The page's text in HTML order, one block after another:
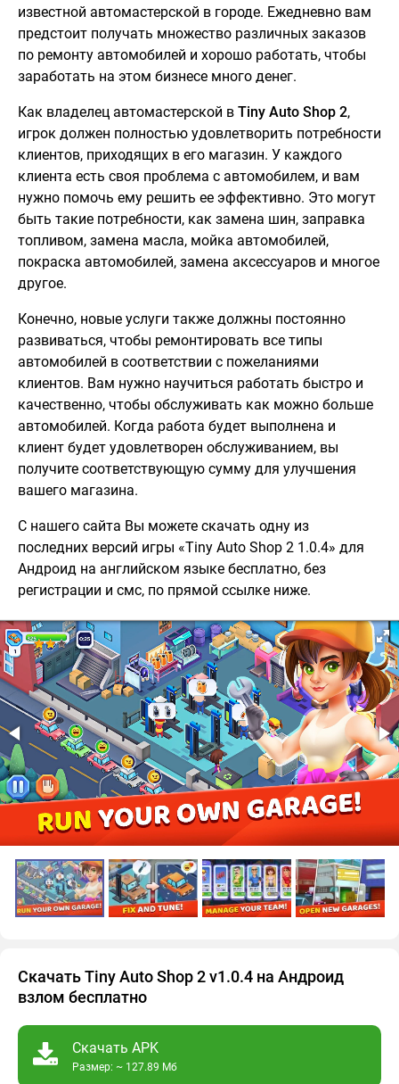
известной автомастерской в ​​городе. Ежедневно вам
предстоит получать множество различных заказов
по ремонту автомобилей и хорошо работать, чтобы
заработать на этом бизнесе много денег.
Как владелец автомастерской в ​​ Tiny Auto Shop 2,
игрок должен полностью удовлетворить потребности
клиентов, приходящих в его магазин. У каждого
клиента есть своя проблема с автомобилем, и вам
нужно помочь ему решить ее эффективно. Это могут
быть такие потребности, как замена шин, заправка
топливом, замена масла, мойка автомобилей,
покраска автомобилей, замена аксессуаров и многое
другое.
Конечно, новые услуги также должны постоянно
развиваться, чтобы ремонтировать все типы
автомобилей в соответствии с пожеланиями
клиентов. Вам нужно научиться работать быстро и
качественно, чтобы обслуживать как можно больше
автомобилей. Когда работа будет выполнена и
клиент будет удовлетворен обслуживанием, вы
получите соответствующую сумму для улучшения
вашего магазина.
С нашего сайта Вы можете скачать одну из
последних версий игры «Tiny Auto Shop 2 1.0.4» для
Андроид на английском языке бесплатно, без
регистрации и смс, по прямой ссылке ниже.
Скачать Tiny Auto Shop 2 v1.0.4 на Андроид
взлом бесплатно
Скачать APK
Размер: ~ 127.89 Мб